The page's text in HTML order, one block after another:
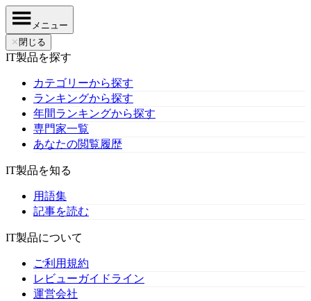
メニュー
✕ 閉じる
IT製品を探す
カテゴリーから探す
ランキングから探す
年間ランキングから探す
専門家一覧
あなたの閲覧履歴
IT製品を知る
用語集
記事を読む
IT製品について
ご利用規約
レビューガイドライン
運営会社